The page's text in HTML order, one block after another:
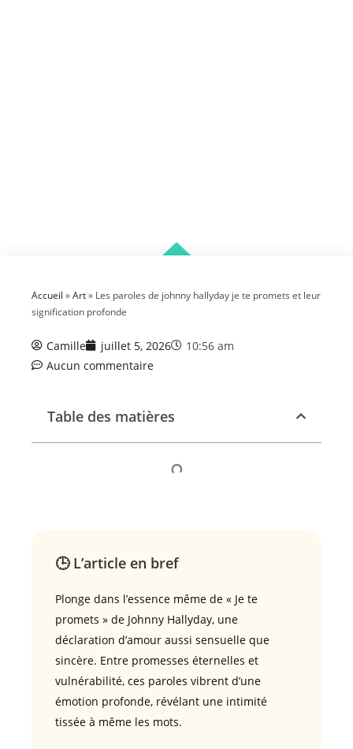
Accueil »Art» Les paroles de johnny hallyday je te promets et leur
signification profonde
Camille juillet 5, 2026
10:56 am
Aucun commentaire
Table des matières
🕒 L’article en bref
Plonge dans l’essence même de « Je te
promets » de Johnny Hallyday, une
déclaration d’amour aussi sensuelle que
sincère. Entre promesses éternelles et
vulnérabilité, ces paroles vibrent d’une
émotion profonde, révélant une intimité
tissée à même les mots.